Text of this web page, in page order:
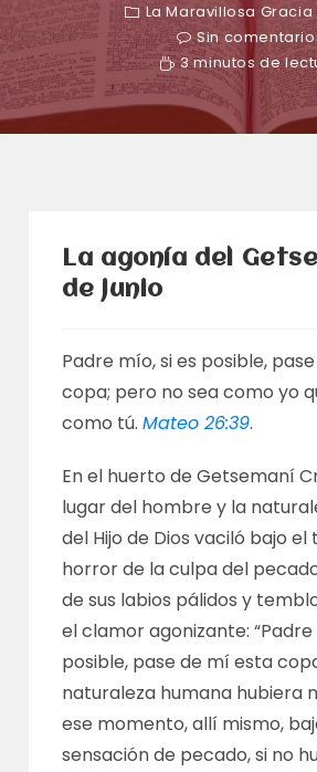
La Maravillosa Gracia
Sin
3 minutos de
La agonía del
de junio
Padre mío, si es posible,
copa; pero no sea como yo
como tú.Mateo 26:39.
En el huerto de Getsemaní
lugar del hombre y la
del Hijo de Dios vaciló bajo
horror de la culpa del
de sus labios pálidos y
el clamor agonizante: “Padre
posible, pase de mí esta
naturaleza humana hubiera
ese momento, allí mismo,
sensación de pecado, si no